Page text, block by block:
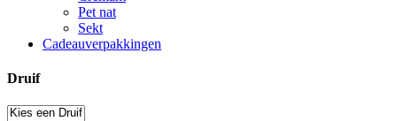
Pet nat
Sekt
Cadeauverpakkingen
Druif